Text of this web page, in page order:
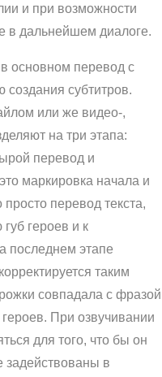
и при возможности
в дальнейшем диалоге.
основном перевод с
субтитров.
или же видео-,
на три этапа:
перевод и
маркировка начала и
перевод текста,
героев и к
последнем этапе
таким
совпадала с фразой
При озвучивании
для того, что бы он
задействованы в